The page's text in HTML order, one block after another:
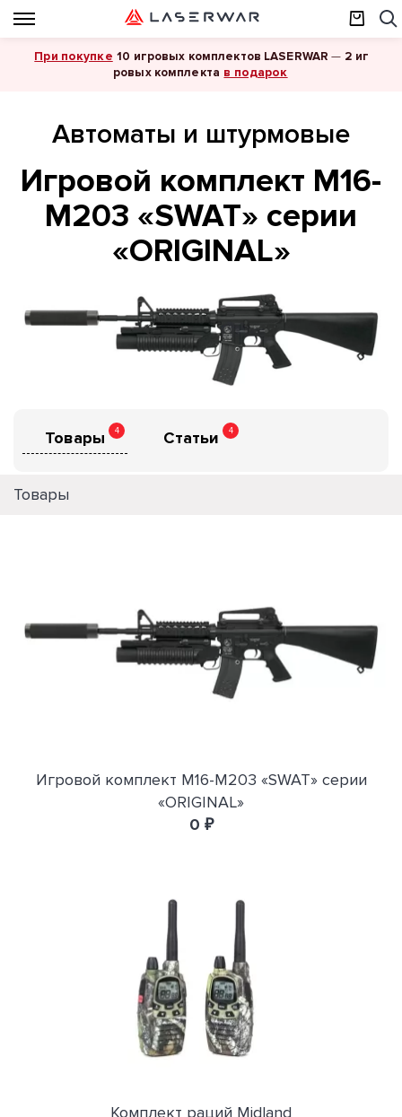
При покупке 10 игровых комплектов LASERWAR — 2 иг
ровых комплекта в подарок
Автоматы и штурмовые
Игровой комплект M16-
M203 «SWAT» серии
«ORIGINAL»
Товары 4 Статьи 4
Товары
Игровой комплект M16-M203 «SWAT» серии
«ORIGINAL»
0 ₽
Комплект раций Midland